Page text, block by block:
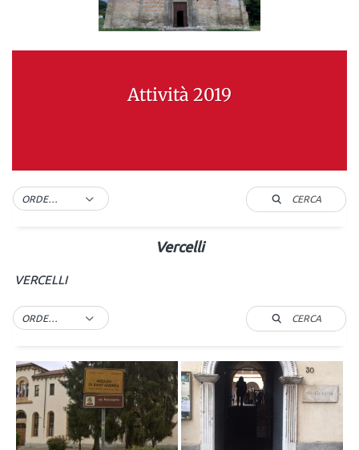
Attività 2019
ORDER BY DEFAULT CERCA
Vercelli
VERCELLI
ORDER BY DEFAULT CERCA